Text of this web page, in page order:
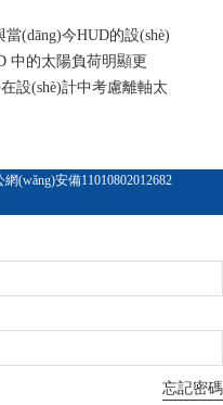
(dāng)今HUD的設(shè)
中的太陽負荷明顯更
設(shè)計中考慮離軸太
網(wǎng)安備11010802012682
忘記密碼